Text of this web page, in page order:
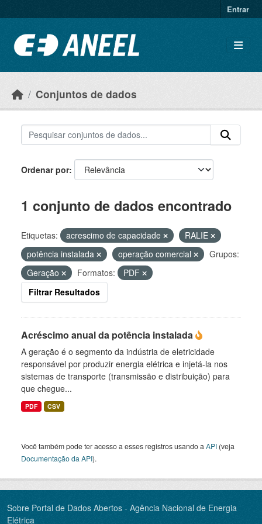
Entrar
Conjuntos de dados
Ordenar por
1 conjunto de dados encontrado
Etiquetas: acrescimo de capacidade
RALIE
potência instalada
operação comercial
Grupos:
Geração
Formatos:
PDF
Filtrar Resultados
Acréscimo anual da potência instalada
A geração é o segmento da indústria de eletricidade
responsável por produzir energia elétrica e injetá-la nos
sistemas de transporte (transmissão e distribuição) para
que chegue...
PDF CSV
Você também pode ter acesso a esses registros usando a API (veja
Documentação da API).
Sobre Portal de Dados Abertos - Agência Nacional de Energia
Elétrica